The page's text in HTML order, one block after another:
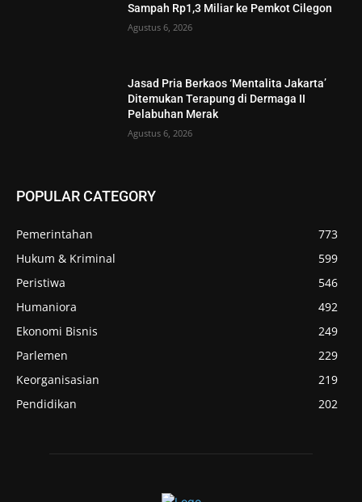
Sampah Rp1,3 Miliar ke Pemkot Cilegon
Agustus 6, 2026
Jasad Pria Berkaos ‘Mentalita Jakarta’
Ditemukan Terapung di Dermaga II
Pelabuhan Merak
Agustus 6, 2026
POPULAR CATEGORY
Pemerintahan
773
Hukum & Kriminal
599
Peristiwa
546
Humaniora
492
Ekonomi Bisnis
249
Parlemen
229
Keorganisasian
219
Pendidikan
202